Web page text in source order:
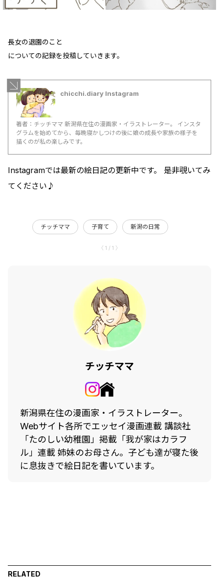
長女の退園のこと
についての記録を投稿していきます。
chicchi.diary Instagram
著者：チッチママ 新潟県在住の漫画家・イラストレーター。 インスタ
グラムを始めてから、毎晩寝かしつけの後に娘の成長や家族の様子を
描くのが私の楽しみです。
Instagramでは最新の絵日記の更新中です。 是非覗いてみ
てください♪
チッチママ 子育て 新潟の日常
〈 1 / 1 〉
チッチママ
新潟県在住の漫画家・イラストレーター。
Webサイト各所でエッセイ漫画連載 講談社
「たのしい幼稚園」掲載「我が家はカラフ
ル」連載 姉妹のお母さん。子ども達が寝た後
に息抜きで絵日記を書いています。
RELATED